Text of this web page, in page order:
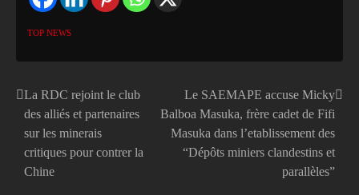
TOP NEWS
Navigation
de
l’article
La RDC rejoint le club
des alliés et partenaires
sur les minerais
critiques pour contrer la
Chine
Le SAEMAPE accuse Micky
Balboa Masuka, frère cadet de Fifi
Masuka dans l’etablissement des
“Dépôts miniers clandestins et
parallèles”